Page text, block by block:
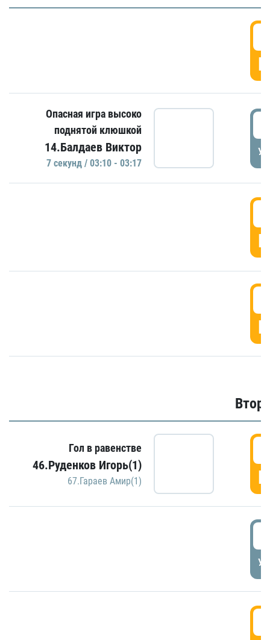
Опасная игра высоко
поднятой клюшкой
14.Балдаев Виктор
7 секунд / 03:10 - 03:17
Гол в равенстве
46.Руденков Игорь(1)
67.Гараев Амир(1)